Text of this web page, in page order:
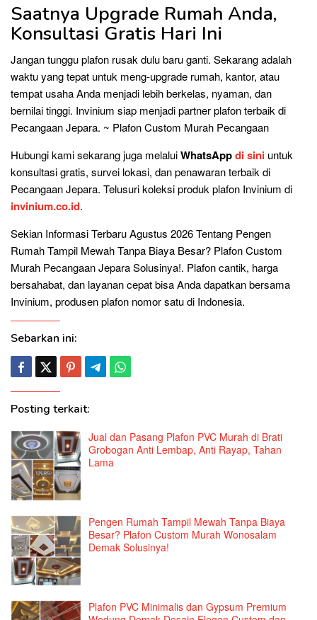
Saatnya Upgrade Rumah Anda,
Konsultasi Gratis Hari Ini
Jangan tunggu plafon rusak dulu baru ganti. Sekarang adalah
waktu yang tepat untuk meng-upgrade rumah, kantor, atau
tempat usaha Anda menjadi lebih berkelas, nyaman, dan
bernilai tinggi. Invinium siap menjadi partner plafon terbaik di
Pecangaan Jepara. ~ Plafon Custom Murah Pecangaan
Hubungi kami sekarang juga melaluiWhatsAppdi sini untuk
konsultasi gratis, survei lokasi, dan penawaran terbaik di
Pecangaan Jepara. Telusuri koleksi produk plafon Invinium di
invinium.co.id.
Sekian Informasi Terbaru Agustus 2026 Tentang Pengen
Rumah Tampil Mewah Tanpa Biaya Besar? Plafon Custom
Murah Pecangaan Jepara Solusinya!. Plafon cantik, harga
bersahabat, dan layanan cepat bisa Anda dapatkan bersama
Invinium, produsen plafon nomor satu di Indonesia.
Sebarkan ini:
Posting terkait:
Jual dan Pasang Plafon PVC Murah di Brati
Grobogan Anti Lembap, Anti Rayap, Tahan
Lama
Pengen Rumah Tampil Mewah Tanpa Biaya
Besar? Plafon Custom Murah Wonosalam
Demak Solusinya!
Plafon PVC Minimalis dan Gypsum Premium